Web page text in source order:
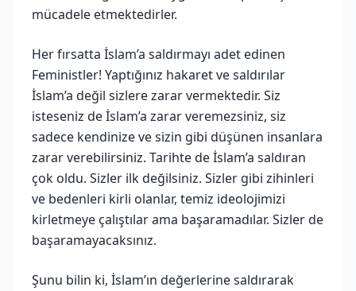
mücadele etmektedirler.
Her fırsatta İslam’a saldırmayı adet edinen
Feministler! Yaptığınız hakaret ve saldırılar
İslam’a değil sizlere zarar vermektedir. Siz
isteseniz de İslam’a zarar veremezsiniz, siz
sadece kendinize ve sizin gibi düşünen insanlara
zarar verebilirsiniz. Tarihte de İslam’a saldıran
çok oldu. Sizler ilk değilsiniz. Sizler gibi zihinleri
ve bedenleri kirli olanlar, temiz ideolojimizi
kirletmeye çalıştılar ama başaramadılar. Sizler de
başaramayacaksınız.
Şunu bilin ki, İslam’ın değerlerine saldırarak